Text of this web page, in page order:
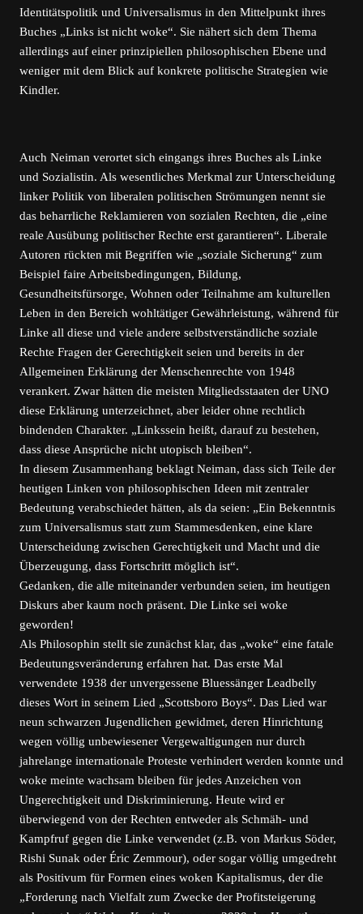
Identitätspolitik und Universalismus in den Mittelpunkt ihres
Buches „Links ist nicht woke“. Sie nähert sich dem Thema
allerdings auf einer prinzipiellen philosophischen Ebene und
weniger mit dem Blick auf konkrete politische Strategien wie
Kindler.
Auch Neiman verortet sich eingangs ihres Buches als Linke
und Sozialistin. Als wesentliches Merkmal zur Unterscheidung
linker Politik von liberalen politischen Strömungen nennt sie
das beharrliche Reklamieren von sozialen Rechten, die „eine
reale Ausübung politischer Rechte erst garantieren“. Liberale
Autoren rückten mit Begriffen wie „soziale Sicherung“ zum
Beispiel faire Arbeitsbedingungen, Bildung,
Gesundheitsfürsorge, Wohnen oder Teilnahme am kulturellen
Leben in den Bereich wohltätiger Gewährleistung, während für
Linke all diese und viele andere selbstverständliche soziale
Rechte Fragen der Gerechtigkeit seien und bereits in der
Allgemeinen Erklärung der Menschenrechte von 1948
verankert. Zwar hätten die meisten Mitgliedsstaaten der UNO
diese Erklärung unterzeichnet, aber leider ohne rechtlich
bindenden Charakter. „Linkssein heißt, darauf zu bestehen,
dass diese Ansprüche nicht utopisch bleiben“.
In diesem Zusammenhang beklagt Neiman, dass sich Teile der
heutigen Linken von philosophischen Ideen mit zentraler
Bedeutung verabschiedet hätten, als da seien: „Ein Bekenntnis
zum Universalismus statt zum Stammesdenken, eine klare
Unterscheidung zwischen Gerechtigkeit und Macht und die
Überzeugung, dass Fortschritt möglich ist“.
Gedanken, die alle miteinander verbunden seien, im heutigen
Diskurs aber kaum noch präsent. Die Linke sei woke
geworden!
Als Philosophin stellt sie zunächst klar, das „woke“ eine fatale
Bedeutungsveränderung erfahren hat. Das erste Mal
verwendete 1938 der unvergessene Bluessänger Leadbelly
dieses Wort in seinem Lied „Scottsboro Boys“. Das Lied war
neun schwarzen Jugendlichen gewidmet, deren Hinrichtung
wegen völlig unbewiesener Vergewaltigungen nur durch
jahrelange internationale Proteste verhindert werden konnte und
woke meinte wachsam bleiben für jedes Anzeichen von
Ungerechtigkeit und Diskriminierung. Heute wird er
überwiegend von der Rechten entweder als Schmäh- und
Kampfruf gegen die Linke verwendet (z.B. von Markus Söder,
Rishi Sunak oder Éric Zemmour), oder sogar völlig umgedreht
als Positivum für Formen eines woken Kapitalismus, der die
„Forderung nach Vielfalt zum Zwecke der Profitsteigerung